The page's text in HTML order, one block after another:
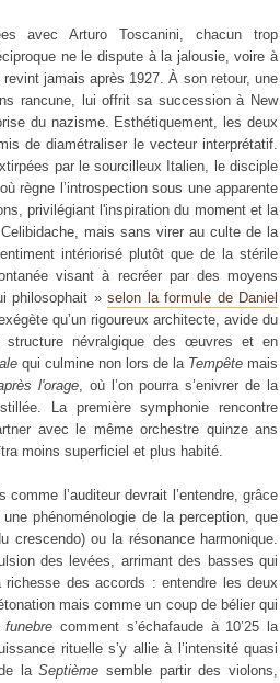
avec Arturo Toscanini, chacun trop
ne le dispute à la jalousie, voire à
jamais après 1927. À son retour, une
rancune, lui offrit sa succession à New
du nazisme. Esthétiquement, les deux
de diamétraliser le vecteur interprétatif.
par le sourcilleux Italien, le disciple
règne l’introspection sous une apparente
privilégiant l'inspiration du moment et la
mais sans virer au culte de la
intériorisé plutôt que de la stérile
visant à recréer par des moyens
philosophait » selon la formule de Daniel
qu’un rigoureux architecte, avide du
névralgique des œuvres et en
qui culmine non lors de la Tempête mais
l'orage, où l’on pourra s’enivrer de la
La première symphonie rencontre
avec le même orchestre quinze ans
moins superficiel et plus habité.
l’auditeur devrait l’entendre, grâce
phénoménologie de la perception, que
crescendo) ou la résonance harmonique.
des levées, arrimant des basses qui
des accords : entendre les deux
mais comme un coup de bélier qui
funebre comment s’échafaude à 10’25 la
rituelle s’y allie à l’intensité quasi
de laSeptièmesemble partir des violons,